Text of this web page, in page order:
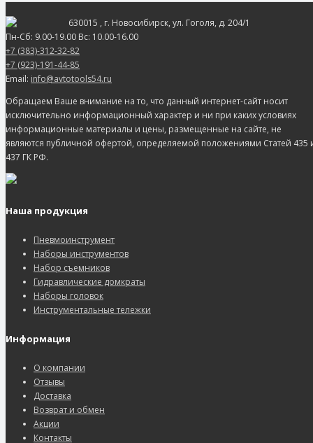
630015 , г. Новосибирск, ул. Гоголя, д. 204/1
Пн-Сб: 9.00-19.00 Вс: 10.00-16.00
+7 (383)-312-32-82
+7 (923)-191-44-85
Email: info@avtotools54.ru
Обращаем Ваше внимание на то, что данный интернет-сайт носит
исключительно информационный характер и ни при каких условиях
информационные материалы и цены, размещенные на сайте, не
являются публичной офертой, определяемой положениями Статей 435
437 ГК РФ.
Наша продукция
Пневмоинструмент
Наборы инструментов
Набор съемников
Гидравлические домкраты
Наборы головок
Инструментальные тележки
Информация
О компании
Отзывы
Доставка
Возврат и обмен
Акции
Контакты